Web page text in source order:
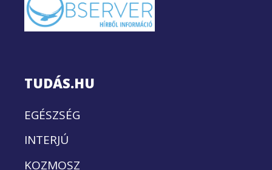
TUDÁS.HU
EGÉSZSÉG
INTERJÚ
KOZMOSZ